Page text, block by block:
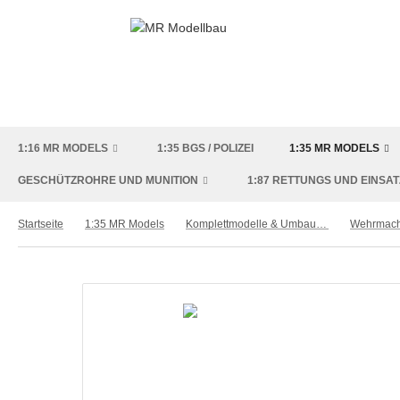
1:16 MR MODELS 1:35 BGS / POLIZEI 1:35 MR MODELS
GESCHÜTZROHRE UND MUNITION 1:87 RETTUNGS UND
Startseite 1:35 MR Models Komplettmodelle & Umbausätze